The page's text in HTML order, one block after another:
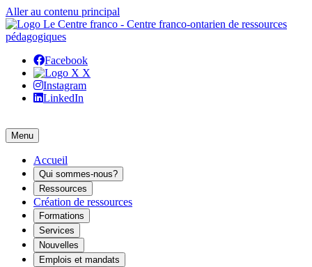
Aller au contenu principal
Facebook
X
Instagram
LinkedIn
Menu
Accueil
Qui sommes-nous?
Ressources
Création de ressources
Formations
Services
Nouvelles
Emplois et mandats